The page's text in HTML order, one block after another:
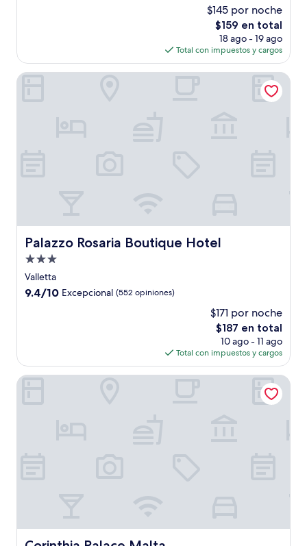
$145 por noche
El
precio
actual
es
de
$159 en total
18 ago - 19 ago
Total con impuestos y cargos
Palazzo Rosaria Boutique Hotel
Palazzo Rosaria Boutique Hotel
Propiedad
de
3.0
Valletta
9.4
9.4/10 Excepcional (552 opiniones)
$171 por noche
El
precio
actual
es
de
$187 en total
10 ago - 11 ago
Total con impuestos y cargos
Palazzo Rosaria Boutique Hotel
Corinthia Palace Malta